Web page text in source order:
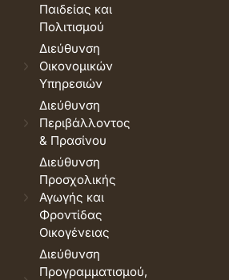
Παιδείας και
Πολιτισμού
Διεύθυνση
Οικονομικών
Υπηρεσιών
Διεύθυνση
Περιβάλλοντος
& Πρασίνου
Διεύθυνση
Προσχολικής
Αγωγής και
Φροντίδας
Οικογένειας
Διεύθυνση
Προγραμματισμού,